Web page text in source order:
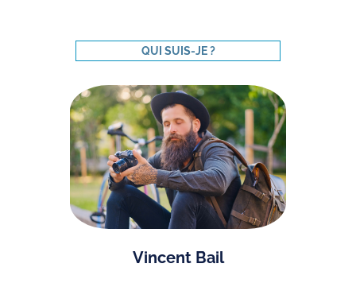
QUI SUIS-JE ?
Vincent Bail